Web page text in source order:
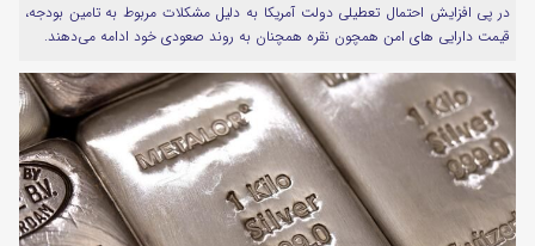
لطفا پاسخ را به عدد انگلیسی وارد کنید:
مرا به خاطر بسپار
در پی افزایش احتمال تعطیلی دولت آمریکا به دلیل مشکلات مربوط به تامین بودجه،
قیمت دارایی های امن همچون نقره همچنان به روند صعودی خود ادامه می‌دهند.